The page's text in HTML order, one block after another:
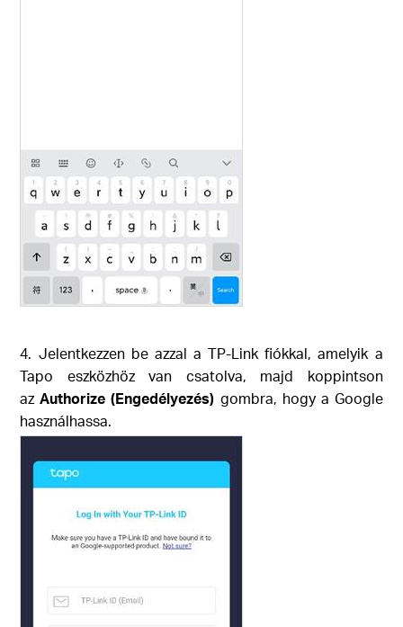
4. Jelentkezzen be azzal a TP-Link fiókkal, amelyik a
Tapo eszközhöz van csatolva, majd koppintson
azAuthorize (Engedélyezés) gombra, hogy a Google
használhassa.